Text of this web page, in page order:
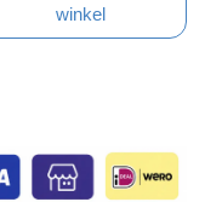
winkel